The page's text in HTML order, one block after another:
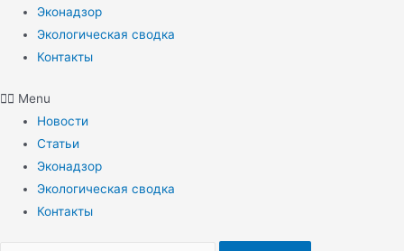
Эконадзор
Экологическая сводка
Контакты
Menu
Новости
Статьи
Эконадзор
Экологическая сводка
Контакты